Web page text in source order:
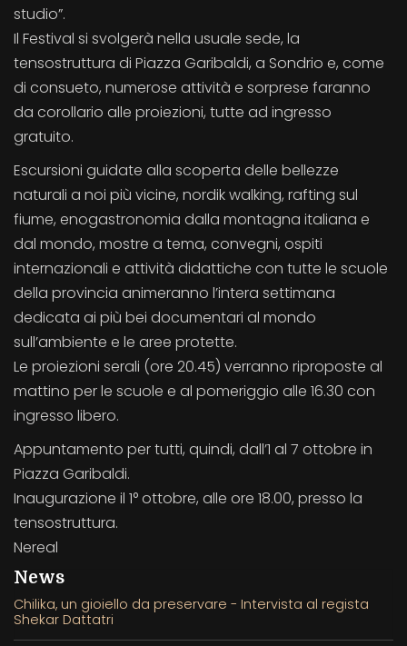
studio”.
Il Festival si svolgerà nella usuale sede, la
tensostruttura di Piazza Garibaldi, a Sondrio e, come
di consueto, numerose attività e sorprese faranno
da corollario alle proiezioni, tutte ad ingresso
gratuito.
Escursioni guidate alla scoperta delle bellezze
naturali a noi più vicine, nordik walking, rafting sul
fiume, enogastronomia dalla montagna italiana e
dal mondo, mostre a tema, convegni, ospiti
internazionali e attività didattiche con tutte le scuole
della provincia animeranno l’intera settimana
dedicata ai più bei documentari al mondo
sull’ambiente e le aree protette.
Le proiezioni serali (ore 20.45) verranno riproposte al
mattino per le scuole e al pomeriggio alle 16.30 con
ingresso libero.
Appuntamento per tutti, quindi, dall’1 al 7 ottobre in
Piazza Garibaldi.
Inaugurazione il 1° ottobre, alle ore 18.00, presso la
tensostruttura.
Nereal
News
Chilika, un gioiello da preservare - Intervista al regista
Shekar Dattatri